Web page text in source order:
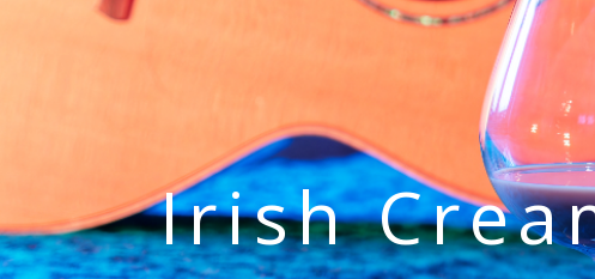
Irish